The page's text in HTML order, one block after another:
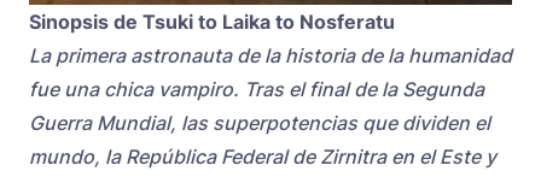
Sinopsis de Tsuki to Laika to Nosferatu
La primera astronauta de la historia de la humanidad
fue una chica vampiro. Tras el final de la Segunda
Guerra Mundial, las superpotencias que dividen el
mundo, la República Federal de Zirnitra en el Este y